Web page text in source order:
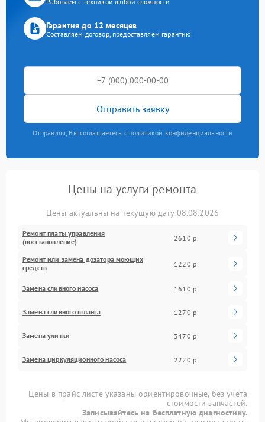
Гарантия до 12 месяцев
Составляем договор, предоставляем гарантию
Отправить заявку
Отправляя, Вы соглашаетесь с политикой конфиденциальности
Цены на услуги ремонта
Цены актуальны на текущую дату 08.08.2026
Ремонт платы управления
(восстановление)
2610 р
Ремонт или замена дозатора моющих
средств
1220 р
Замена сливного насоса 1610 р
Замена сливного шланга 1270 р
Замена улитки 3470 р
Замена циркуляционного насоса 2220 р
Цены в прайс-листе указаны ориентировочные, без учета
стоимости запчастей.
Записывайтесь на бесплатную диагностику.